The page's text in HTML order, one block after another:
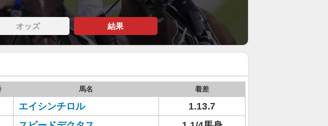
オッズ 結果
馬名 着差
エイシンチロル
1.13.7